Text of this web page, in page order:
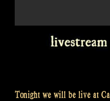
Tonight we will be live at